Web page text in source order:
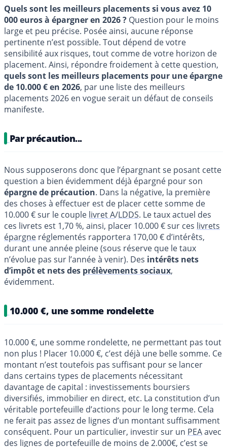
Quels sont les meilleurs placements si vous avez 10
000 euros à épargner en 2026 ? Question pour le moins
large et peu précise. Posée ainsi, aucune réponse
pertinente n’est possible. Tout dépend de votre
sensibilité aux risques, tout comme de votre horizon de
placement. Ainsi, répondre froidement à cette question,
quels sont les meilleurs placements pour une épargne
de 10.000 € en 2026, par une liste des meilleurs
placements 2026 en vogue serait un défaut de conseils
manifeste.
Par précaution...
Nous supposerons donc que l’épargnant se posant cette
question a bien évidemment déjà épargné pour son
épargne de précaution. Dans la négative, la première
des choses à effectuer est de placer cette somme de
10.000 € sur le couple livret A/LDDS. Le taux actuel des
ces livrets est 1,70 %, ainsi, placer 10.000 € sur ces livrets
épargne réglementés rapportera 170,00 € d’intérêts,
durant une année pleine (sous réserve que le taux
n’évolue pas sur l’année à venir). Des intérêts nets
d’impôt et nets des prélèvements sociaux,
évidemment.
10.000 €, une somme rondelette
10.000 €, une somme rondelette, ne permettant pas tout
non plus ! Placer 10.000 €, c’est déjà une belle somme. Ce
montant n’est toutefois pas suffisant pour se lancer
dans certains types de placements nécessitant
davantage de capital : investissements boursiers
diversifiés, immobilier en direct, etc. La constitution d’un
véritable portefeuille d’actions pour le long terme. Cela
ne ferait pas assez de lignes d’un montant suffisamment
conséquent. Pour un particulier, investir sur un PEAavec
des lignes de portefeuille de moins de 2.000€, c’est se